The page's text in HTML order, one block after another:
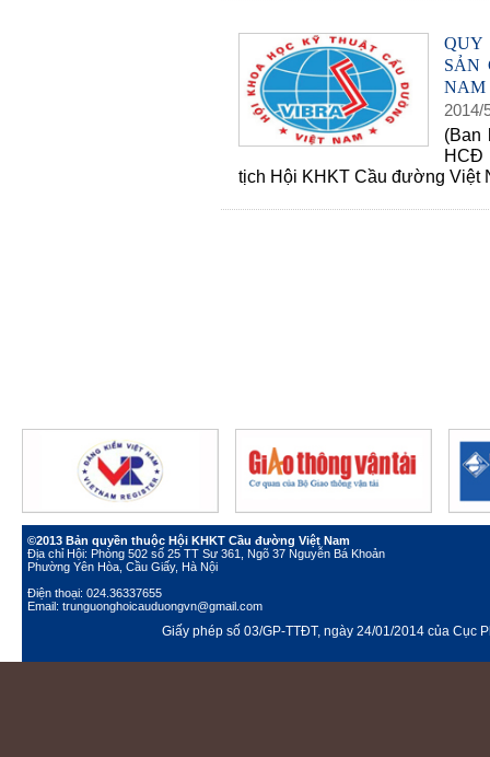
QUY
SẢN
NAM
2014/
(Ban
HCĐ
tịch Hội KHKT Cầu đường Việt
©2013 Bản quyền thuộc Hội KHKT Cầu đường Việt Nam
Địa chỉ Hội: Phòng 502 số 25 TT Sư 361, Ngõ 37 Nguyễn Bá Khoản
Phường Yên Hòa, Cầu Giấy, Hà Nội
Điện thoại: 024.36337655
Email: trunguonghoicauduongvn@gmail.com
Giấy phép số 03/GP-TTĐT, ngày 24/01/2014 của Cục